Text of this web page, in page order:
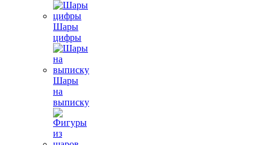
Шары
цифры
Шары
на
выписку